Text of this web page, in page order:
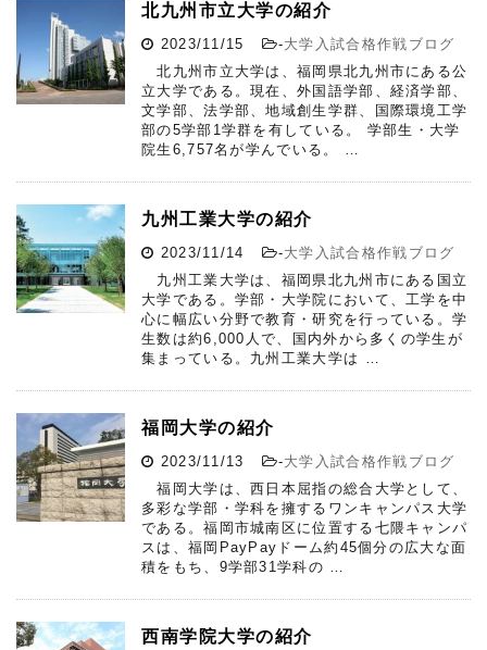
北九州市立大学の紹介
2023/11/15 -大学入試合格作戦ブログ
北九州市立大学は、福岡県北九州市にある公
立大学である。現在、外国語学部、経済学部、
文学部、法学部、地域創生学群、国際環境工学
部の5学部1学群を有している。 学部生・大学
院生6,757名が学んでいる。 …
九州工業大学の紹介
2023/11/14 -大学入試合格作戦ブログ
九州工業大学は、福岡県北九州市にある国立
大学である。学部・大学院において、工学を中
心に幅広い分野で教育・研究を行っている。学
生数は約6,000人で、国内外から多くの学生が
集まっている。九州工業大学は …
福岡大学の紹介
2023/11/13 -大学入試合格作戦ブログ
福岡大学は、西日本屈指の総合大学として、
多彩な学部・学科を擁するワンキャンパス大学
である。福岡市城南区に位置する七隈キャンパ
スは、福岡PayPayドーム約45個分の広大な面
積をもち、9学部31学科の …
西南学院大学の紹介